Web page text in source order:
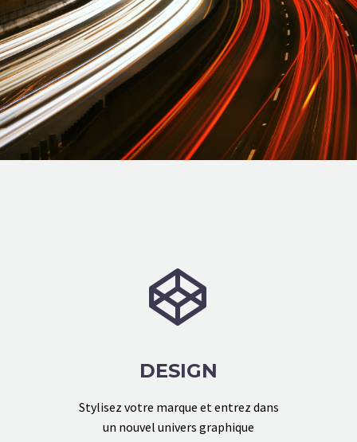


DESIGN
Stylisez votre marque et entrez dans
un nouvel univers graphique